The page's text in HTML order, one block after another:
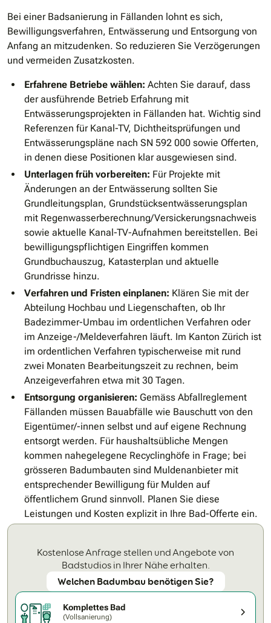
Bei einer Badsanierung in Fällanden lohnt es sich,
Bewilligungsverfahren, Entwässerung und Entsorgung von
Anfang an mitzudenken. So reduzieren Sie Verzögerungen
und vermeiden Zusatzkosten.
Erfahrene Betriebe wählen: Achten Sie darauf, dass
der ausführende Betrieb Erfahrung mit
Entwässerungsprojekten in Fällanden hat. Wichtig sind
Referenzen für Kanal-TV, Dichtheitsprüfungen und
Entwässerungspläne nach SN 592 000 sowie Offerten,
in denen diese Positionen klar ausgewiesen sind.
Unterlagen früh vorbereiten: Für Projekte mit
Änderungen an der Entwässerung sollten Sie
Grundleitungsplan, Grundstücksentwässerungsplan
mit Regenwasserberechnung/Versickerungsnachweis
sowie aktuelle Kanal-TV-Aufnahmen bereitstellen. Bei
bewilligungspflichtigen Eingriffen kommen
Grundbuchauszug, Katasterplan und aktuelle
Grundrisse hinzu.
Verfahren und Fristen einplanen: Klären Sie mit der
Abteilung Hochbau und Liegenschaften, ob Ihr
Badezimmer-Umbau im ordentlichen Verfahren oder
im Anzeige-/Meldeverfahren läuft. Im Kanton Zürich ist
im ordentlichen Verfahren typischerweise mit rund
zwei Monaten Bearbeitungszeit zu rechnen, beim
Anzeigeverfahren etwa mit 30 Tagen.
Entsorgung organisieren: Gemäss Abfallreglement
Fällanden müssen Bauabfälle wie Bauschutt von den
Eigentümer/-innen selbst und auf eigene Rechnung
entsorgt werden. Für haushaltsübliche Mengen
kommen nahegelegene Recyclinghöfe in Frage; bei
grösseren Badumbauten sind Muldenanbieter mit
entsprechender Bewilligung für Mulden auf
öffentlichem Grund sinnvoll. Planen Sie diese
Leistungen und Kosten explizit in Ihre Bad-Offerte ein.
Kostenlose Anfrage stellen und Angebote von
Badstudios in Ihrer Nähe erhalten.
Welchen Badumbau benötigen Sie?
Komplettes Bad
(Vollsanierung)